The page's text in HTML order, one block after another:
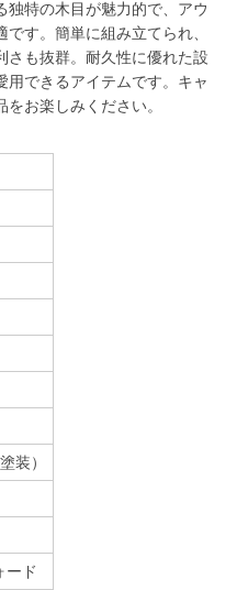
独特の木目が魅力的で、アウ
す。簡単に組み立てられ、
さも抜群。耐久性に優れた設
用できるアイテムです。キャ
お楽しみください。
装）
ード